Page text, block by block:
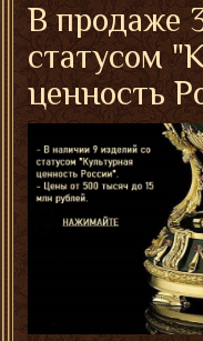
В продаже
статусом
ценность